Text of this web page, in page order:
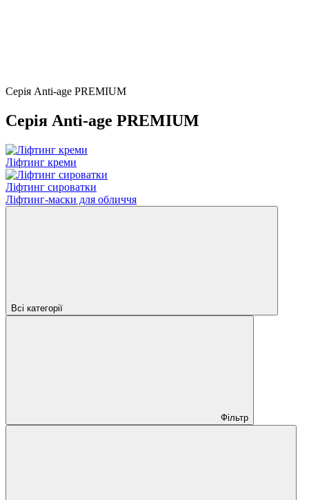
Серія Anti-age PREMIUM
Серія Anti-age PREMIUM
Ліфтинг креми
Ліфтинг сироватки
Ліфтинг-маски для обличчя
Всі категорії
Фільтр